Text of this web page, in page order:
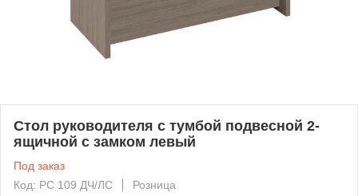
Стол руководителя с тумбой подвесной 2-
ящичной с замком левый
Под заказ
Код: РС 109 ДЧ/ЛС
Розница